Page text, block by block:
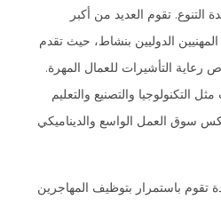
تقوم العديد من أكبر
الدوليين بنشاط، حيث تقدم
التأشيرات للعمال المهرة.
والتصنيع والتعليم
سوق العمل الواسع والديناميكي
رائدة تقوم باستمرار بتوظيف المهاجرين